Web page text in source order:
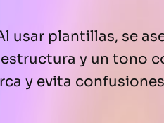
usar plantillas, se
y un tono
y evita